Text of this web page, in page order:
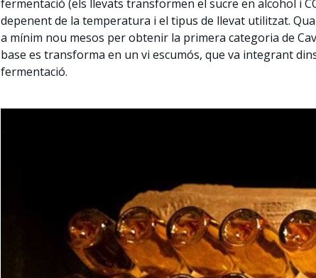
fermentació (els llevats transformen el sucre en alcohol i
depenent de la temperatura i el tipus de llevat utilitzat.
a mínim nou mesos per obtenir la primera categoria de
base es transforma en un vi escumós, que va integrant
fermentació.